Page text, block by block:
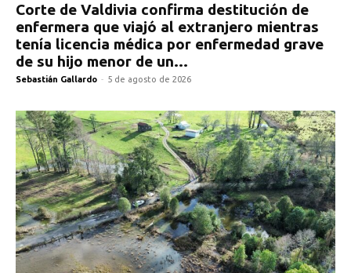
Corte de Valdivia confirma destitución de
enfermera que viajó al extranjero mientras
tenía licencia médica por enfermedad grave
de su hijo menor de un...
Sebastián Gallardo - 5 de agosto de 2026